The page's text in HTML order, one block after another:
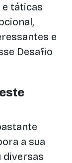
e táticas
e
Desafio
a sua
diversas